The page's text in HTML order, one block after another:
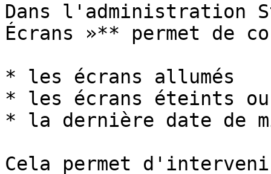
Dans l'administration
Écrans »** permet de
* les écrans allumés
* les écrans éteints ou
* la dernière date de
Cela permet